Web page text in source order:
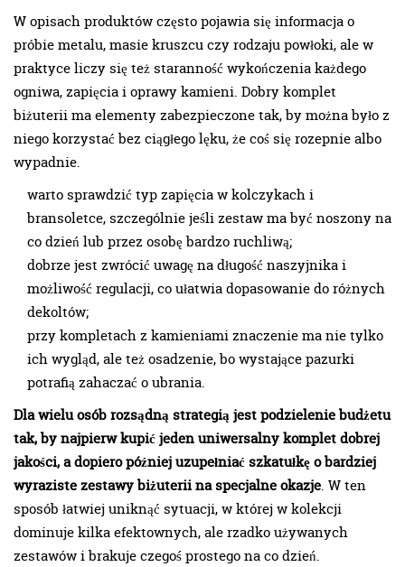
W opisach produktów często pojawia się informacja o
próbie metalu, masie kruszcu czy rodzaju powłoki, ale w
praktyce liczy się też staranność wykończenia każdego
ogniwa, zapięcia i oprawy kamieni. Dobry komplet
biżuterii ma elementy zabezpieczone tak, by można było z
niego korzystać bez ciągłego lęku, że coś się rozepnie albo
wypadnie.
warto sprawdzić typ zapięcia w kolczykach i
bransoletce, szczególnie jeśli zestaw ma być noszony na
co dzień lub przez osobę bardzo ruchliwą;
dobrze jest zwrócić uwagę na długość naszyjnika i
możliwość regulacji, co ułatwia dopasowanie do różnych
dekoltów;
przy kompletach z kamieniami znaczenie ma nie tylko
ich wygląd, ale też osadzenie, bo wystające pazurki
potrafią zahaczać o ubrania.
Dla wielu osób rozsądną strategią jest podzielenie budżetu
tak, by najpierw kupić jeden uniwersalny komplet dobrej
jakości, a dopiero później uzupełniać szkatułkę o bardziej
wyraziste zestawy biżuterii na specjalne okazje. W ten
sposób łatwiej uniknąć sytuacji, w której w kolekcji
dominuje kilka efektownych, ale rzadko używanych
zestawów i brakuje czegoś prostego na co dzień.